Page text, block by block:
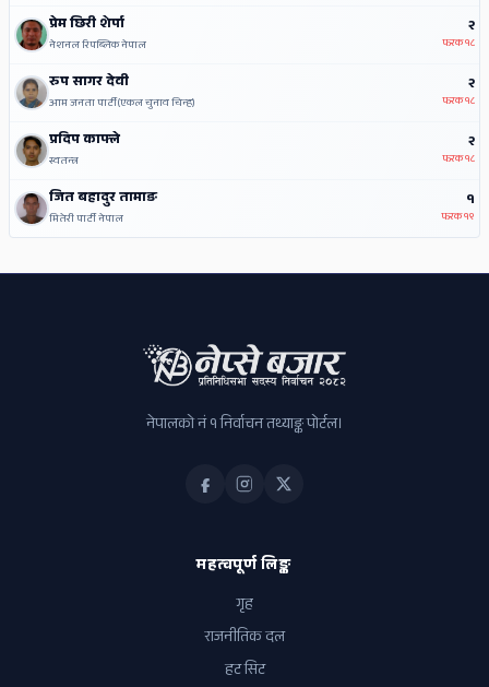
प्रेम छिरी शेर्पा
नेशनल रिपब्लिक नेपाल
२
फरक१८
रुप सागर देवी
आम जनता पार्टी(एकल चुनाव चिन्ह)
२
फरक१८
प्रदिप काफ्ले
स्वतन्त्र
२
फरक१८
जित बहादुर तामाङ
मितेरी पार्टी नेपाल
१
फरक१९
नेपालको नं १ निर्वाचन तथ्याङ्क पोर्टल।
महत्वपूर्ण लिङ्क
गृह
राजनीतिक दल
हट सिट